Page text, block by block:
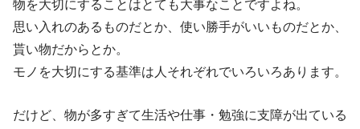
物を大切にすることはとても大事なことですよね。
思い入れのあるものだとか、使い勝手がいいものだとか、
貰い物だからとか。
モノを大切にする基準は人それぞれでいろいろあります。
だけど、物が多すぎて生活や仕事・勉強に支障が出ている